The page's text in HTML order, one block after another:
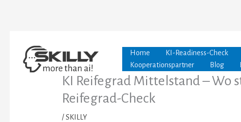
Home KI-Readiness-Check
Kooperationspartner
Blog
KI Reifegrad Mittelstand – Wo
Reifegrad-Check
/SKILLY